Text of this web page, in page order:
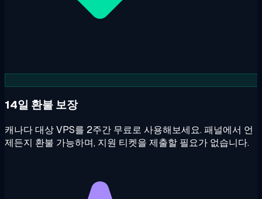
14일 환불 보장
캐나다 대상 VPS를 2주간 무료로 사용해보세요. 패널에서 언
제든지 환불 가능하며, 지원 티켓을 제출할 필요가 없습니다.